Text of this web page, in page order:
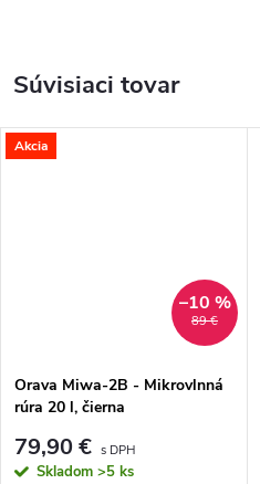
Súvisiaci tovar
Akcia
89 €
–10 %
Orava Miwa-2B - Mikrovlnná
rúra 20 l, čierna
79,90 €
Skladom >5 ks